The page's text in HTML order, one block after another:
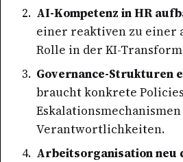
AI-Kompetenz in HR
einer reaktiven zu einer
Rolle in der KI-
Governance-Strukturen
braucht konkrete
Verantwortlichkeiten.
Arbeitsorganisation neu